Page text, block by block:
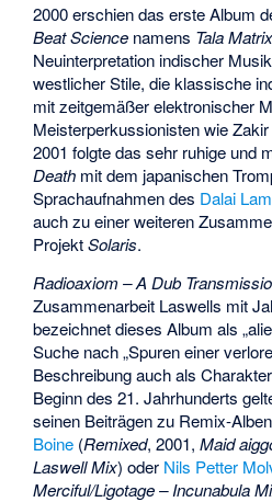
2000 erschien das erste Album
Beat Science namens Tala Matrix
Neuinterpretation indischer
westlicher Stile, die klassische
mit zeitgemäßer elektronischer
Meisterperkussionisten wie
2001 folgte das sehr ruhige und
Death mit dem japanischen
Sprachaufnahmen des Dalai
auch zu einer weiteren
ProjektSolaris.
Radioaxiom – A Dub
Zusammenarbeit Laswells mit
bezeichnet dieses Album als
Suche nach „Spuren einer
Beschreibung auch als
Beginn des 21. Jahrhunderts
seinen Beiträgen zu Remix-
Boine (Remixed, 2001,Maid
Laswell Mix) oder Nils Petter
Merciful/Ligotage – Incunabula